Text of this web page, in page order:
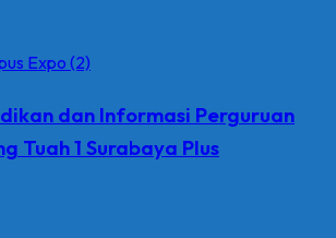
dan Informasi Perguruan
Tuah 1 Surabaya Plus